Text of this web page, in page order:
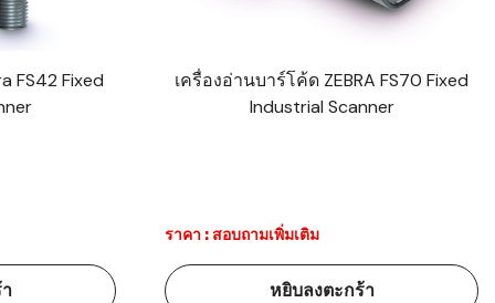
FS42 Fixed
เครื่องอ่านบาร์โค้ด ZEBRA FS70 Fixed
Industrial Scanner
ราคา : สอบถามเพิ่มเติม
หยิบลงตะกร้า